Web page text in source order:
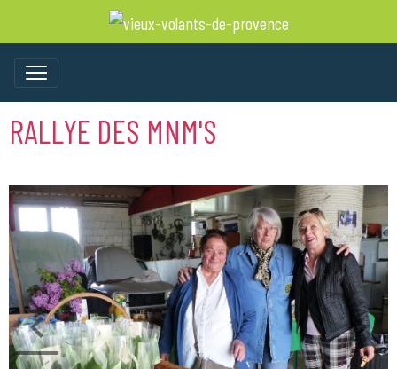
RALLYE DES MNM'S